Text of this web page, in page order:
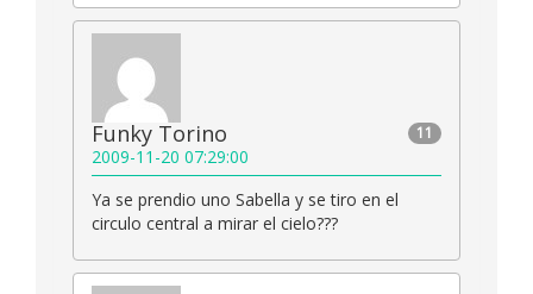
11
Funky Torino
2009-11-20 07:29:00
Ya se prendio uno Sabella y se tiro en el
circulo central a mirar el cielo???